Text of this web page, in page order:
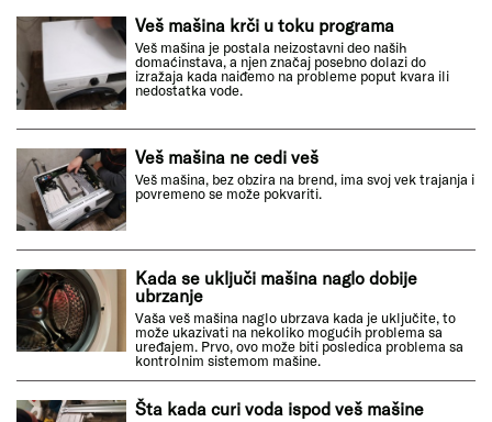
Veš mašina krči u toku programa
Veš mašina je postala neizostavni deo naših
domaćinstava, a njen značaj posebno dolazi do
izražaja kada naiđemo na probleme poput kvara ili
nedostatka vode.
Veš mašina ne cedi veš
Veš mašina, bez obzira na brend, ima svoj vek trajanja i
povremeno se može pokvariti.
Kada se uključi mašina naglo dobije
ubrzanje
Vaša veš mašina naglo ubrzava kada je uključite, to
može ukazivati na nekoliko mogućih problema sa
uređajem. Prvo, ovo može biti posledica problema sa
kontrolnim sistemom mašine.
Šta kada curi voda ispod veš mašine